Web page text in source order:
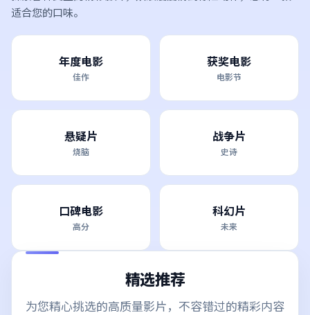
适合您的口味。
年度电影
佳作
获奖电影
电影节
悬疑片
烧脑
战争片
史诗
口碑电影
高分
科幻片
未来
精选推荐
为您精心挑选的高质量影片，不容错过的精彩内容